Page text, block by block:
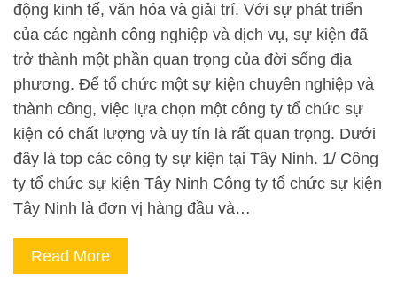
động kinh tế, văn hóa và giải trí. Với sự phát triển
của các ngành công nghiệp và dịch vụ, sự kiện đã
trở thành một phần quan trọng của đời sống địa
phương. Để tổ chức một sự kiện chuyên nghiệp và
thành công, việc lựa chọn một công ty tổ chức sự
kiện có chất lượng và uy tín là rất quan trọng. Dưới
đây là top các công ty sự kiện tại Tây Ninh. 1/ Công
ty tổ chức sự kiện Tây Ninh Công ty tổ chức sự kiện
Tây Ninh là đơn vị hàng đầu và…
Read More